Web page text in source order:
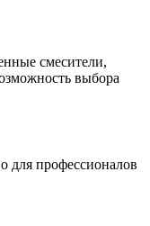
смесители,
выбора
для профессионалов